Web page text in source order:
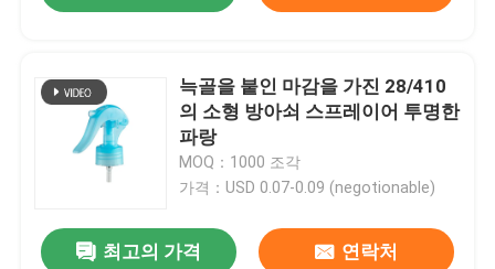
늑골을 붙인 마감을 가진 28/410
의 소형 방아쇠 스프레이어 투명한
파랑
MOQ：1000 조각
가격：USD 0.07-0.09 (negotionable)
최고의 가격 연락처